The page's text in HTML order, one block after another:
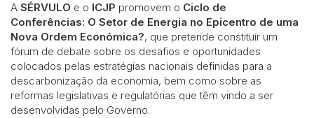
A SÉRVULO e o ICJP promovem o Ciclo de
Conferências: O Setor de Energia no Epicentro de uma
Nova Ordem Económica?, que pretende constituir um
fórum de debate sobre os desafios e oportunidades
colocados pelas estratégias nacionais definidas para a
descarbonização da economia, bem como sobre as
reformas legislativas e regulatórias que têm vindo a ser
desenvolvidas pelo Governo.